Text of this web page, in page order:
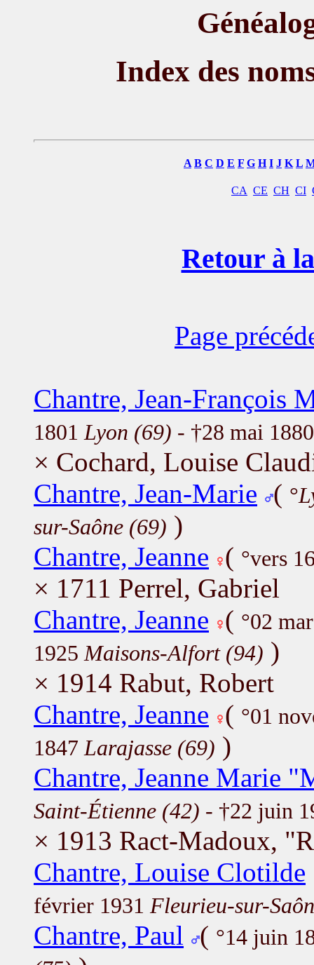
Index des
A B C D E F G H I J K L
CA CE CH CI
Retour à
Page
Chantre, Jean-François
1801 Lyon (69) - †28 mai
× Cochard, Louise
Chantre, Jean-Marie ( °
sur-Saône (69) )
Chantre, Jeanne ( °vers
× 1711 Perrel, Gabriel
Chantre, Jeanne ( °02
1925 Maisons-Alfort (94) )
× 1914 Rabut, Robert
Chantre, Jeanne ( °01
1847 Larajasse (69) )
Chantre, Jeanne Marie
Saint-Étienne (42) - †22 juin
× 1913 Ract-Madoux,
Chantre, Louise Clotilde
février 1931 Fleurieu-sur-
Chantre, Paul ( °14 juin